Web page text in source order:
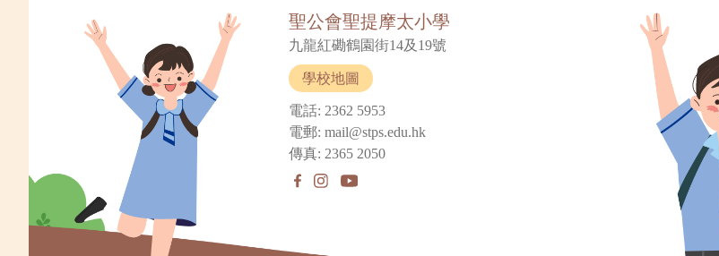
聖公會聖提摩太小學
九龍紅磡鶴園街14及19號
學校地圖
電話: 2362 5953
電郵: mail@stps.edu.hk
傳真: 2365 2050